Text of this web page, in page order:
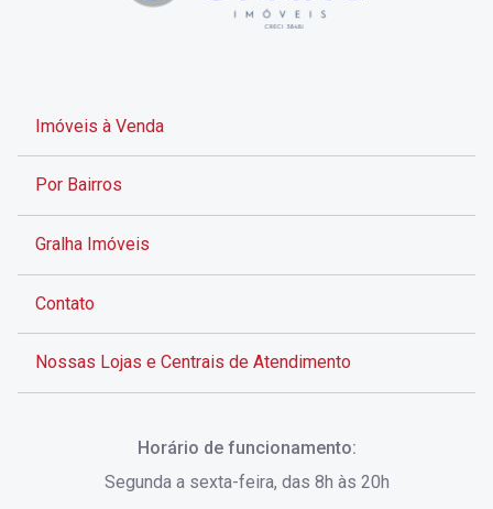
Imóveis à Venda
Por Bairros
Gralha Imóveis
Contato
Nossas Lojas e Centrais de Atendimento
Horário de funcionamento:
Segunda a sexta-feira, das 8h às 20h